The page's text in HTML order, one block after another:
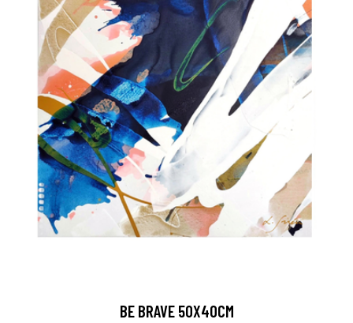
BE BRAVE 50X40CM